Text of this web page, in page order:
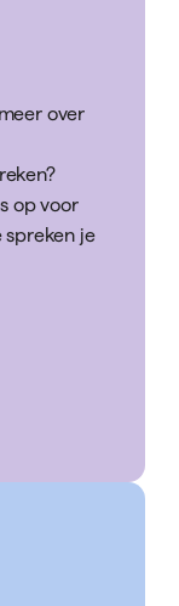
over
op voor
spreken je